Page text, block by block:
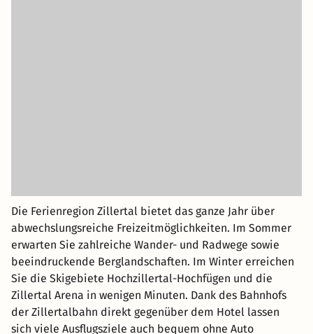
Die Ferienregion Zillertal bietet das ganze Jahr über
abwechslungsreiche Freizeitmöglichkeiten. Im Sommer
erwarten Sie zahlreiche Wander- und Radwege sowie
beeindruckende Berglandschaften. Im Winter erreichen
Sie die Skigebiete Hochzillertal-Hochfügen und die
Zillertal Arena in wenigen Minuten. Dank des Bahnhofs
der Zillertalbahn direkt gegenüber dem Hotel lassen
sich viele Ausflugsziele auch bequem ohne Auto